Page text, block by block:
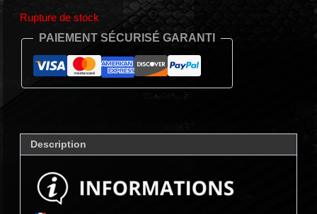
Rupture de stock
PAIEMENT SÉCURISÉ GARANTI
Description